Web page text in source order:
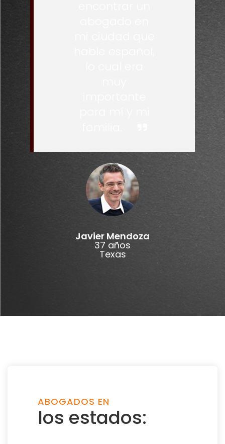
Javier Mendoza
37 años
Texas
ABOGADOS EN
los estados: